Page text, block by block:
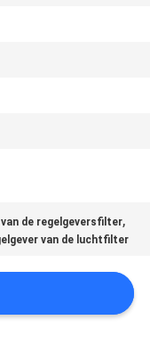
de regelgeversfilter,
van de luchtfilter